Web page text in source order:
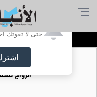
أترغب
حتى لا تفوتك
فتيات
الزواج